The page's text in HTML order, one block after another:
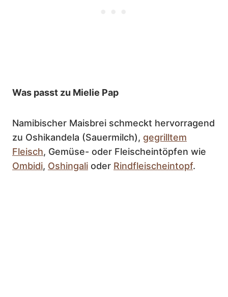
Was passt zu Mielie Pap
Namibischer Maisbrei schmeckt hervorragend
zu Oshikandela (Sauermilch), gegrilltem
Fleisch, Gemüse- oder Fleischeintöpfen wie
Ombidi, Oshingali oder Rindfleischeintopf.